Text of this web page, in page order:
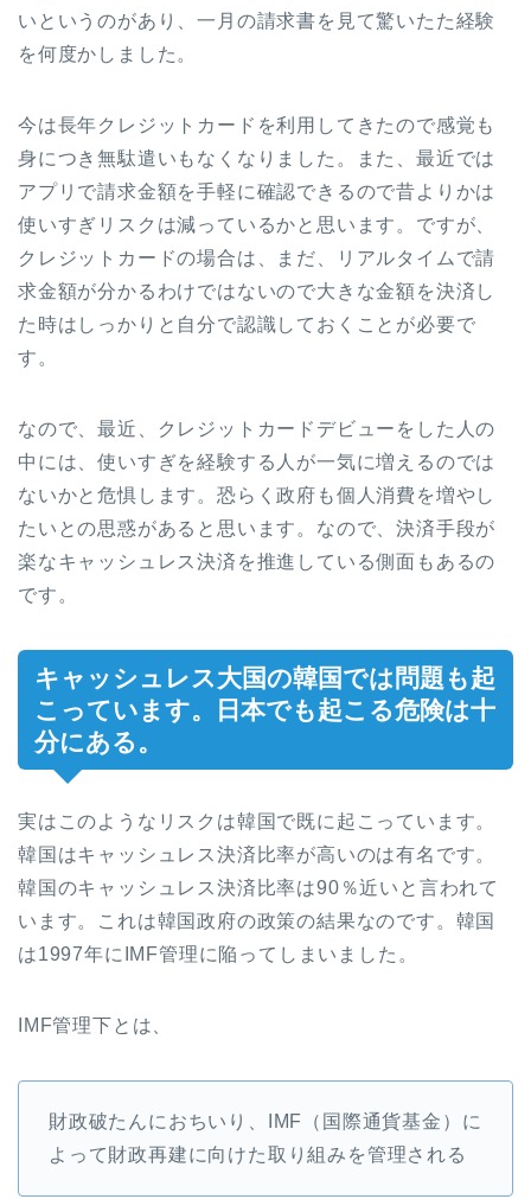
いというのがあり、一月の請求書を見て驚いたた経験
を何度かしました。
今は長年クレジットカードを利用してきたので感覚も
身につき無駄遣いもなくなりました。また、最近では
アプリで請求金額を手軽に確認できるので昔よりかは
使いすぎリスクは減っているかと思います。ですが、
クレジットカードの場合は、まだ、リアルタイムで請
求金額が分かるわけではないので大きな金額を決済し
た時はしっかりと自分で認識しておくことが必要で
す。
なので、最近、クレジットカードデビューをした人の
中には、使いすぎを経験する人が一気に増えるのでは
ないかと危惧します。恐らく政府も個人消費を増やし
たいとの思惑があると思います。なので、決済手段が
楽なキャッシュレス決済を推進している側面もあるの
です。
キャッシュレス大国の韓国では問題も起
こっています。日本でも起こる危険は十
分にある。
実はこのようなリスクは韓国で既に起こっています。
韓国はキャッシュレス決済比率が高いのは有名です。
韓国のキャッシュレス決済比率は90％近いと言われて
います。これは韓国政府の政策の結果なのです。韓国
は1997年にIMF管理に陥ってしまいました。
IMF管理下とは、
財政破たんにおちいり、IMF（国際通貨基金）に
よって財政再建に向けた取り組みを管理される